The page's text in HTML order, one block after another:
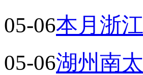
05-06本月浙
05-06湖州南